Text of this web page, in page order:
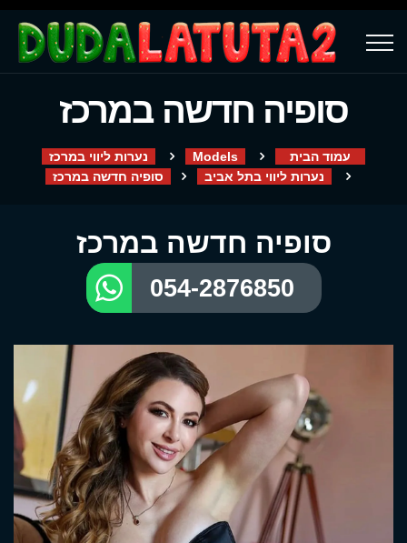
סופיה חדשה במרכז
עמוד הבית Models
נערות ליווי במרכז
נערות ליווי בתל אביב
סופיה חדשה במרכז
סופיה חדשה במרכז
054-2876850